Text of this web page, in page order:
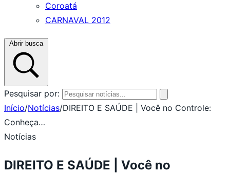
Coroatá
CARNAVAL 2012
Abrir busca
Pesquisar por:
Início/Notícias/DIREITO E SAÚDE | Você no Controle:
Conheça…
Notícias
DIREITO E SAÚDE | Você no